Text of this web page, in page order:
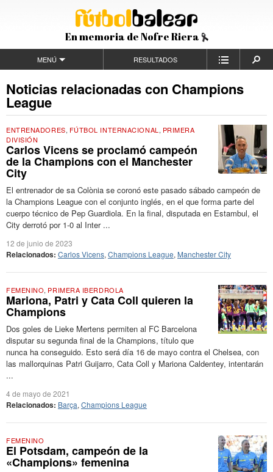
En memoria de Nofre Riera
MENÚ RESULTADOS
Noticias relacionadas con Champions
League
ENTRENADORES, FÚTBOL INTERNACIONAL , PRIMERA
DIVISIÓN
Carlos Vicens se proclamó campeón
de la Champions con el Manchester
City
El entrenador de sa Colònia se coronó este pasado sábado campeón de
la Champions League con el conjunto inglés, en el que forma parte del
cuerpo técnico de Pep Guardiola. En la final, disputada en Estambul, el
City derrotó por 1-0 al Inter ...
12 de junio de 2023
Relacionados: Carlos Vicens, Champions League, Manchester City
FEMENINO, PRIMERA IBERDROLA
Mariona, Patri y Cata Coll quieren la
Champions
Dos goles de Lieke Mertens permiten al FC Barcelona
disputar su segunda final de la Champions, título que
nunca ha conseguido. Esto será día 16 de mayo contra el Chelsea, con
las mallorquinas Patri Guijarro, Cata Coll y Mariona Caldentey, intentarán
...
4 de mayo de 2021
Relacionados: Barça, Champions League
FEMENINO
El Potsdam, campeón de la
«Champions» femenina